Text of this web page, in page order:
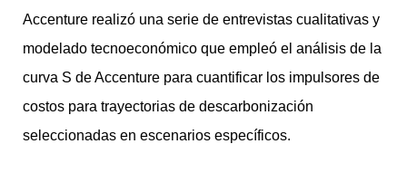
Accenture realizó una serie de entrevistas cualitativas y
modelado tecnoeconómico que empleó el análisis de la
curva S de Accenture para cuantificar los impulsores de
costos para trayectorias de descarbonización
seleccionadas en escenarios específicos.